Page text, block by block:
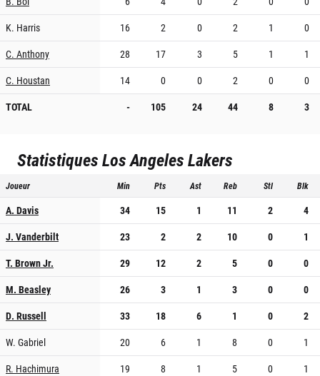
K. Harris
16 2 0 2 1
0
C. Anthony
28 17 3 5 1
1
C. Houstan
14 0 0 2 0
0
TOTAL
- 105 24 44 8 3
StatistiquesLos Angeles Lakers
Joueur Min Pts Ast Reb Stl Blk
A. Davis 34 15 1 11 2
4
J. Vanderbilt
23 2 2 10 0
1
T. Brown Jr.
29 12 2 5 0
0
M. Beasley
26 3 1 3 0
0
D. Russell
33 18 6 1 0
2
W. Gabriel
20 6 1 8 0
1
R. Hachimura
19 8 1 5 0
1